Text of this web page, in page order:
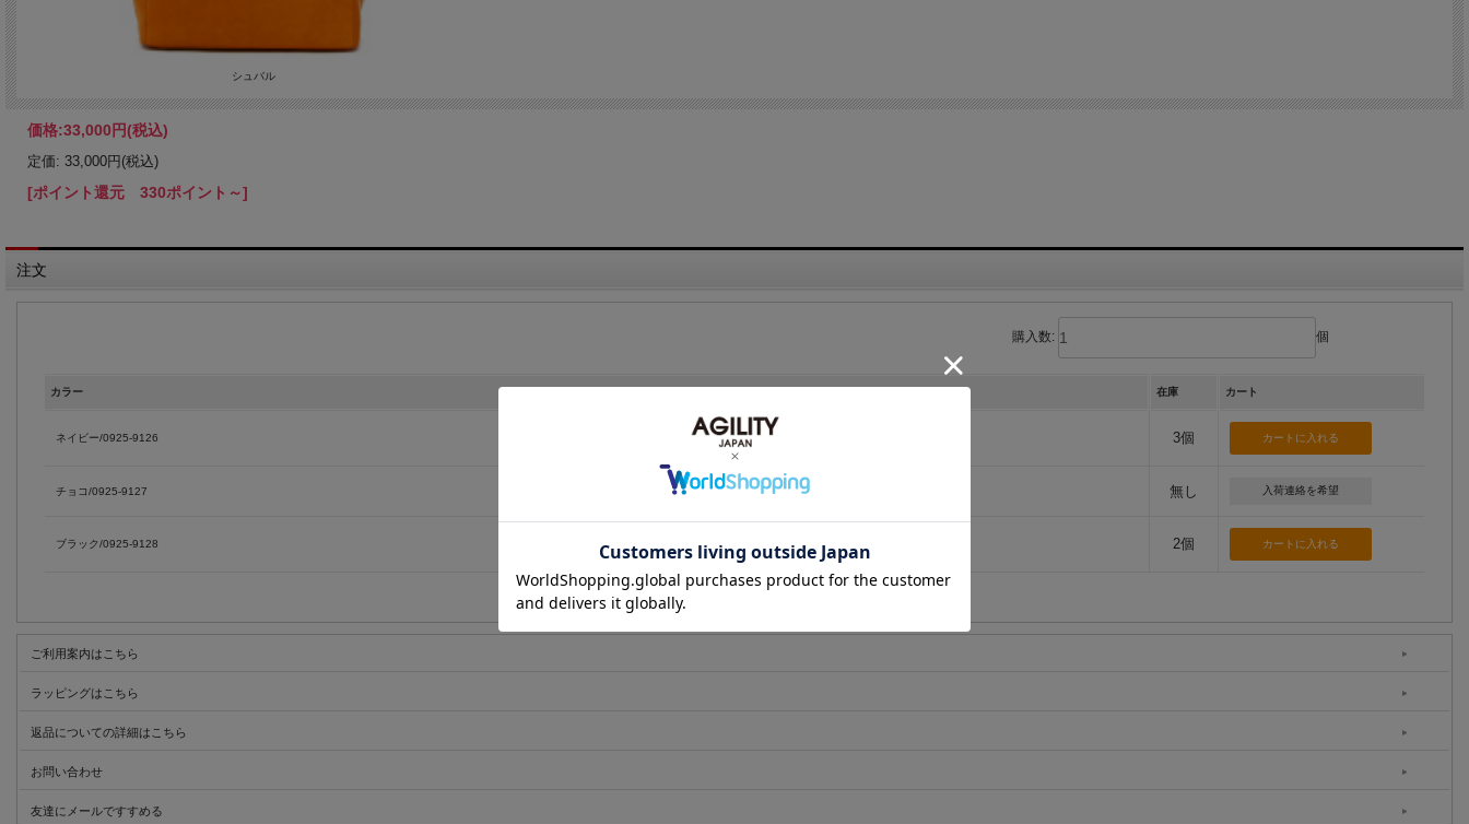
シュバル
価格:33,000円(税込)
定価: 33,000円(税込)
[ポイント還元 330ポイント～]
注文
購入数: 個
カラー 在庫 カート
ネイビー/0925-9126 3個
チョコ/0925-9127 無し 入荷連絡を希望
ブラック/0925-9128 2個
ご利用案内はこちら
ラッピングはこちら
返品についての詳細はこちら
お問い合わせ
友達にメールですすめる